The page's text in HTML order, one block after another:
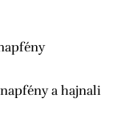
a hajnali